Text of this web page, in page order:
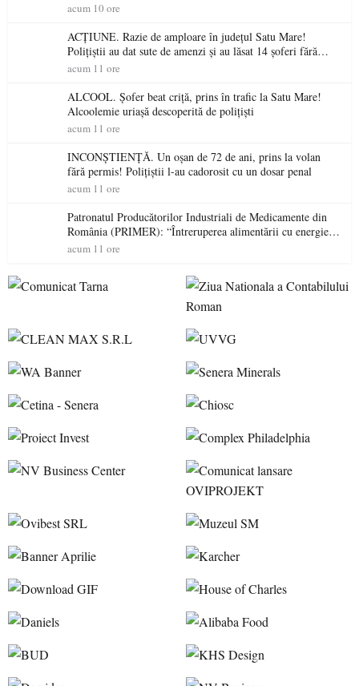
acum 10 ore
ACȚIUNE. Razie de amploare în județul Satu Mare!
Polițiștii au dat sute de amenzi și au lăsat 14 șoferi fără
permis într-o singură zi
acum 11 ore
ALCOOL. Șofer beat criță, prins în trafic la Satu Mare!
Alcoolemie uriașă descoperită de polițiști
acum 11 ore
INCONȘTIENȚĂ. Un oșan de 72 de ani, prins la volan
fără permis! Polițiștii l-au cadorosit cu un dosar penal
acum 11 ore
Patronatul Producătorilor Industriali de Medicamente din
România (PRIMER): “Întreruperea alimentării cu energie
electrică a fabricilor de medicamente va pune în pericol
acum 11 ore